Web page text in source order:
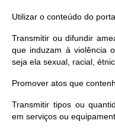
Utilizar o conteúdo do
Transmitir ou difundir
que induzam à violência
seja ela sexual, racial,
Promover atos que
Transmitir tipos ou
em serviços ou